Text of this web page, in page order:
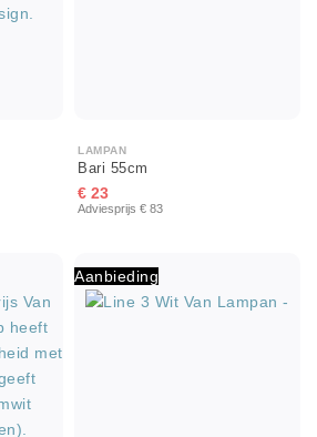
LAMPAN
Bari 55cm
€ 23
Adviesprijs € 83
Aanbieding